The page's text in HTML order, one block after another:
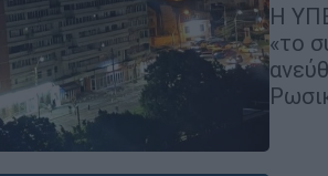
Η
«το